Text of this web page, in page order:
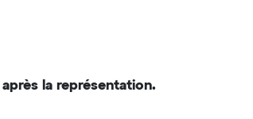
la représentation.